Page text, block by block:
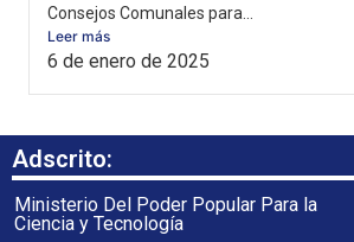
Consejos Comunales para...
Leer más
6 de enero de 2025
Adscrito:
Ministerio Del Poder Popular Para la
Ciencia y Tecnología